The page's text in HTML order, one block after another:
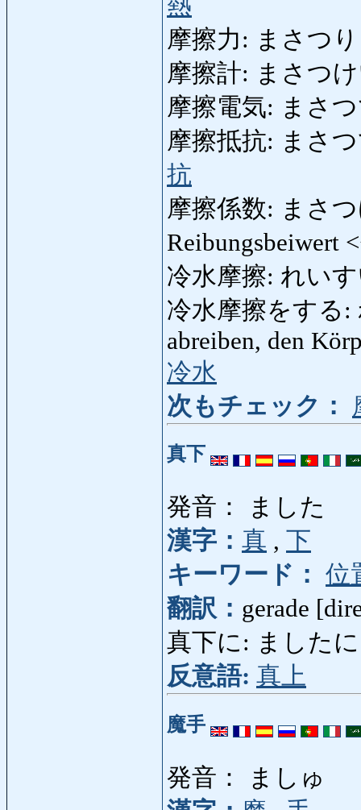
摩擦力: まさつ
摩擦計: まさつ
摩擦電気: まさ
摩擦抵抗: まさ
抗
摩擦係数: まさ
Reibungsbeiwert
冷水摩擦: れい
冷水摩擦をする:
abreiben, den
冷水
次もチェック：
真下
発音： ました
漢字： 真 , 下
キーワード： 位
翻訳： gerade
真下に: ましたに
反意語: 真上
魔手
発音： ましゅ